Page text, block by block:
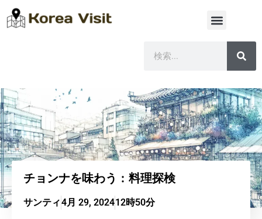
チョンナを味わう：料理探検
サンティ4月 29, 202412時50分